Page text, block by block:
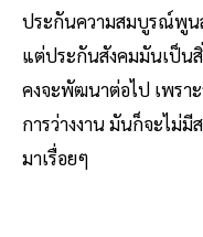
ประกันความสมบูรณ์พูน
แต่ประกันสังคมมันเป็น
คงจะพัฒนาต่อไป เพรา
การว่างงาน มันก็จะไม่
มาเรื่อยๆ